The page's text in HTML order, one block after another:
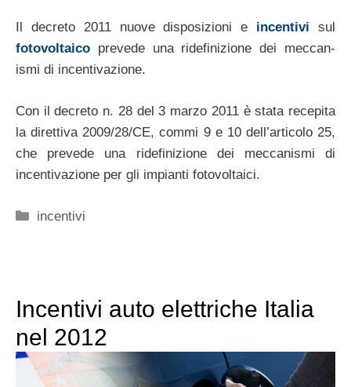
Il decreto 2011 nuove dis­po­sizioni e incen­tivi sul
foto­voltaico prevede una ridefinizione dei mec­ca­n­
ismi di incentivazione.
Con il decreto n. 28 del 3 marzo 2011 è stata recepita
la diret­tiva 2009/28/CE, commi 9 e 10 dell’articolo 25,
che prevede una ridefinizione dei mec­ca­n­ismi di
incen­ti­vazione per gli impianti foto­voltaici.
Categorie
incentivi
Incentivi auto elettriche Italia
nel 2012